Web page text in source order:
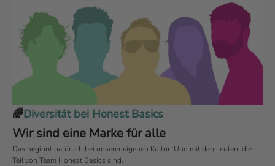
🌈Diversität bei Honest Basics
Wir sind eine Marke für alle
Das beginnt natürlich bei unserer eigenen Kultur. Und mit den Leuten, die
Teil von Team Honest Basics sind.